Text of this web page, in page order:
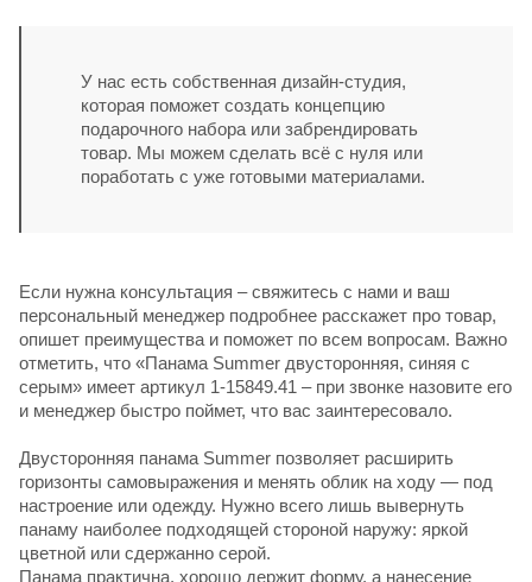
У нас есть собственная дизайн-студия,
которая поможет создать концепцию
подарочного набора или забрендировать
товар. Мы можем сделать всё с нуля или
поработать с уже готовыми материалами.
Если нужна консультация – свяжитесь с нами и ваш
персональный менеджер подробнее расскажет про товар,
опишет преимущества и поможет по всем вопросам. Важно
отметить, что «Панама Summer двусторонняя, синяя с
серым» имеет артикул 1-15849.41 – при звонке назовите его
и менеджер быстро поймет, что вас заинтересовало.
Двусторонняя панама Summer позволяет расширить
горизонты самовыражения и менять облик на ходу — под
настроение или одежду. Нужно всего лишь вывернуть
панаму наиболее подходящей стороной наружу: яркой
цветной или сдержанно серой.
Панама практична, хорошо держит форму, а нанесение